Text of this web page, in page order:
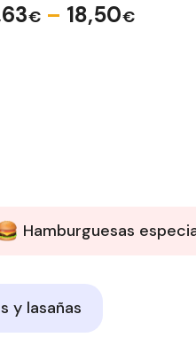
€ – 18,50€
Hamburguesas
y lasañas